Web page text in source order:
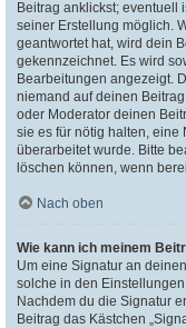
Beitrag anklickst; eventuell
seiner Erstellung möglich.
geantwortet hat, wird dein
gekennzeichnet. Es wird
Bearbeitungen angezeigt.
niemand auf deinen
oder Moderator deinen
sie es für nötig halten, eine
überarbeitet wurde. Bitte
löschen können, wenn
Nach oben
Wie kann ich meinem
Um eine Signatur an
solche in den
Nachdem du die Signatur
Beitrag das Kästchen